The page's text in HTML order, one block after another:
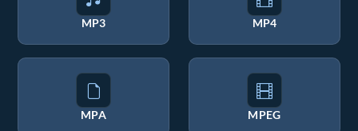
MP3 MP4
MPA MPEG